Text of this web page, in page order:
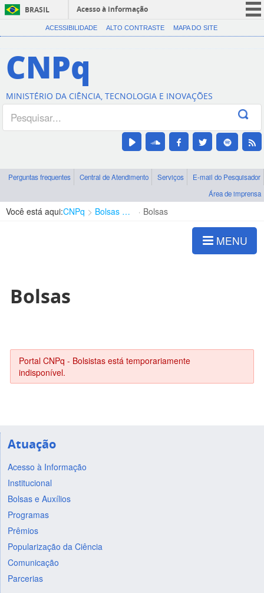
BRASIL
Acesso à informação
CORONAVÍRUS (COVID-19)
Canais
ACESSIBILIDADE ALTO CONTRASTE MAPA DO SITE
CNPq
MINISTÉRIO DA CIÊNCIA, TECNOLOGIA E INOVAÇÕES
Perguntas frequentes Central de Atendimento Serviços
E-mail do Pesquisador
Área de imprensa
Você está aqui:CNPq Bolsas e Auxílios Vigentes Bolsas
MENU
Bolsas
Portal CNPq - Bolsistas está temporariamente
indisponível.
Atuação
Acesso à Informação
Institucional
Bolsas e Auxílios
Programas
Prêmios
Popularização da Ciência
Comunicação
Parcerias